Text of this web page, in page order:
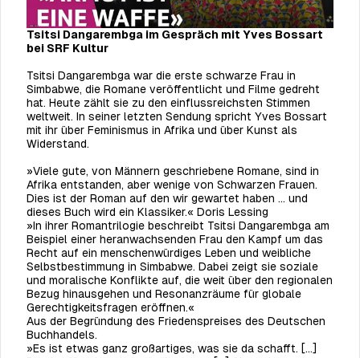
Tsitsi Dangarembga im Gespräch mit Yves Bossart
bei SRF Kultur
Tsitsi Dangarembga war die erste schwarze Frau in
Simbabwe, die Romane veröffentlicht und Filme gedreht
hat. Heute zählt sie zu den einflussreichsten Stimmen
weltweit. In seiner letzten Sendung spricht Yves Bossart
mit ihr über Feminismus in Afrika und über Kunst als
Widerstand.
»Viele gute, von Männern geschriebene Romane, sind in
Afrika entstanden, aber wenige von Schwarzen Frauen.
Dies ist der Roman auf den wir gewartet haben … und
dieses Buch wird ein Klassiker.« Doris Lessing
»In ihrer Romantrilogie beschreibt Tsitsi Dangarembga am
Beispiel einer heranwachsenden Frau den Kampf um das
Recht auf ein menschenwürdiges Leben und weibliche
Selbstbestimmung in Simbabwe. Dabei zeigt sie soziale
und moralische Konflikte auf, die weit über den regionalen
Bezug hinausgehen und Resonanzräume für globale
Gerechtigkeitsfragen eröffnen.«
Aus der Begründung des Friedenspreises des Deutschen
Buchhandels.
»Es ist etwas ganz großartiges, was sie da schafft. […]